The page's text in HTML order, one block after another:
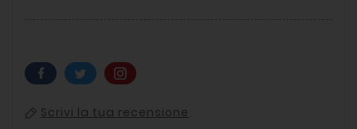
Scrivi la tua recensione